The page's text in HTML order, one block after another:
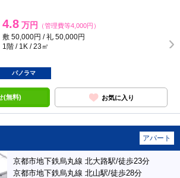
4.8 万円 （管理費等4,000円）
敷 50,000円 / 礼 50,000円
1階 / 1K / 23㎡
パノラマ
(無料) お気に入り
アパート
京都市地下鉄烏丸線 北大路駅/徒歩23分
京都市地下鉄烏丸線 北山駅/徒歩28分